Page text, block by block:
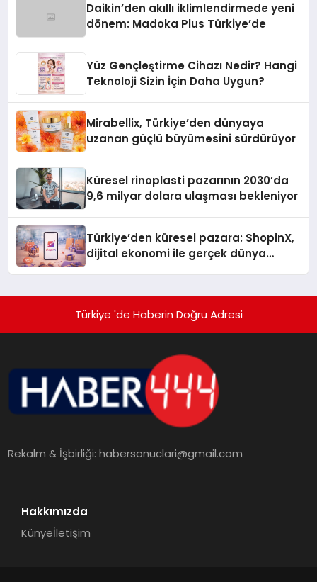
Daikin’den akıllı iklimlendirmede yeni
dönem: Madoka Plus Türkiye’de
Yüz Gençleştirme Cihazı Nedir? Hangi
Teknoloji Sizin İçin Daha Uygun?
Mirabellix, Türkiye’den dünyaya
uzanan güçlü büyümesini sürdürüyor
Küresel rinoplasti pazarının 2030’da
9,6 milyar dolara ulaşması bekleniyor
Türkiye’den küresel pazara: ShopinX,
dijital ekonomi ile gerçek dünya
Türkiye 'de Haberin Doğru Adresi
Rekalm & İşbirliği:habersonuclari@gmail.com
Hakkımızda
Künyeİletişim